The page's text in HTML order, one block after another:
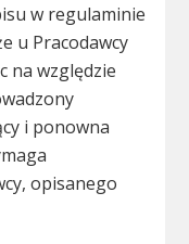
w regulaminie
u Pracodawcy
na względzie
i ponowna
opisanego